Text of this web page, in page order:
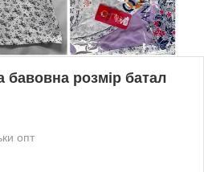
бавовна розмір батал
опт